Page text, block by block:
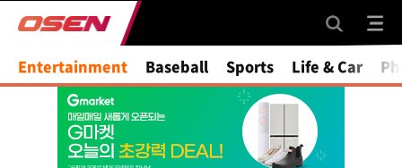
Entertainment Baseball Sports Life & Car